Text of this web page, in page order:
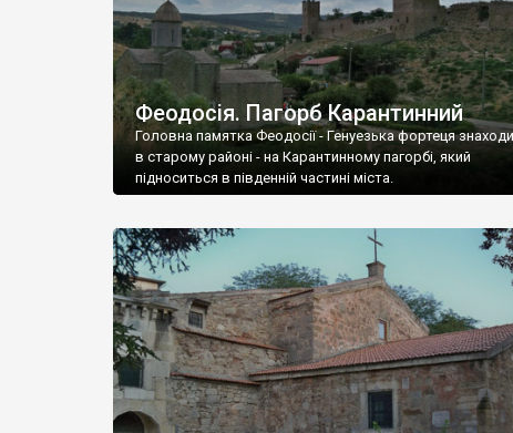
Феодосія. Пагорб Карантинний
Головна памятка Феодосії - Генуезька фортеця
в старому районі - на Карантинному пагорбі, який
підноситься в південній частині міста.